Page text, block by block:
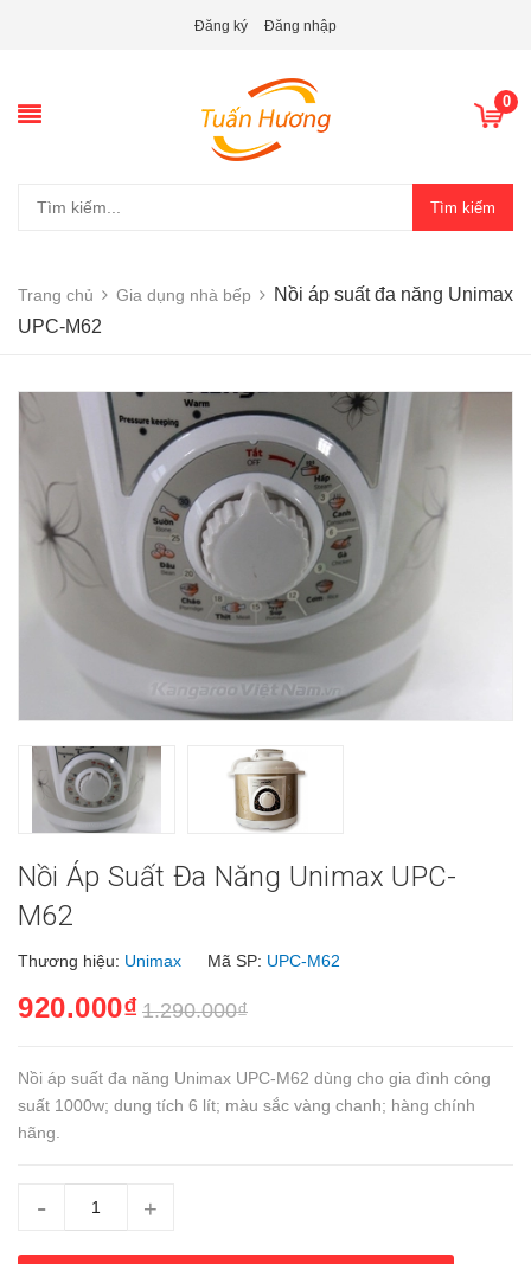
Đăng ký Đăng nhập
0
Tìm kiếm
Trang chủ Gia dụng nhà bếp
Nồi áp suất đa năng Unimax
UPC-M62
Nồi Áp Suất Đa Năng Unimax UPC-
M62
Thương hiệu: Unimax Mã SP: UPC-M62
920.000₫ 1.290.000₫
Nồi áp suất đa năng Unimax UPC-M62 dùng cho gia đình công
suất 1000w; dung tích 6 lít; màu sắc vàng chanh; hàng chính
hãng.
- +